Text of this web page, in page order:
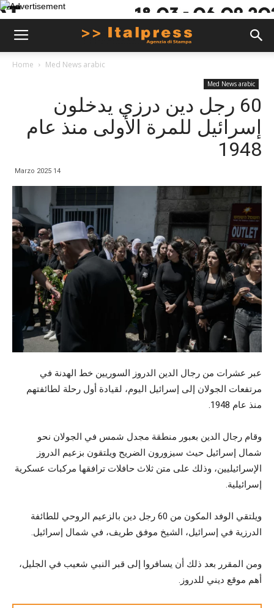
Home Med News arabic
Med News arabic
60 رجل دين درزي يدخلون
إسرائيل للمرة الأولى منذ عام
1948
14 Marzo 2025
عبر عشرات من رجال الدين الدروز السوريين خط الهدنة في
مرتفعات الجولان إلى إسرائيل اليوم، لقيادة أول رحلة لطائفتهم
منذ عام 1948.
وقام رجال الدين بعبور منطقة مجدل شمس في الجولان نحو
شمال إسرائيل حيث سيزورون الضريح ويلتقون بزعيم الدروز
الإسرائيليين، وذلك على متن ثلاث حافلات ترافقها مركبات عسكرية
إسرائيلية.
ويلتقي الوفد المكون من 60 رجل دين بالزعيم الروحي للطائفة
الدرزية في إسرائيل، الشيخ موفق طريف، في شمال إسرائيل.
ومن المقرر بعد ذلك أن يسافروا إلى قبر النبي شعيب في الجليل،
أهم موقع ديني للدروز.